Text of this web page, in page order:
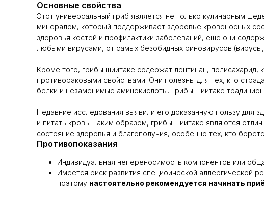
Основные свойства
Этот универсальный гриб является не только кулинарным
минералом, который поддерживает здоровье кровеносных
здоровья костей и профилактики заболеваний, еще они
любыми вирусами, от самых безобидных риновирусов
Кроме того, грибы шиитаке содержат лентинан,
противораковыми свойствами. Они полезны для тех, кто
белки и незаменимые аминокислоты. Грибы шиитаке
Недавние исследования выявили его доказанную пользу для
и питать кровь. Таким образом, грибы шиитаке являются
состояние здоровья и благополучия, особенно тех, кто
Противопоказания
Индивидуальная непереносимость компонентов или
Имеется риск развития специфической аллергической
поэтому настоятельно рекомендуется начинать